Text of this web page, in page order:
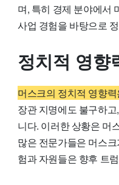
며, 특히 경제 분야에서
사업 경험을 바탕으로
정치적 영향
머스크의 정치적 영향
장관 지명에도 불구하
니다. 이러한 상황은 머
많은 전문가들은 머스
험과 자원들은 향후 트